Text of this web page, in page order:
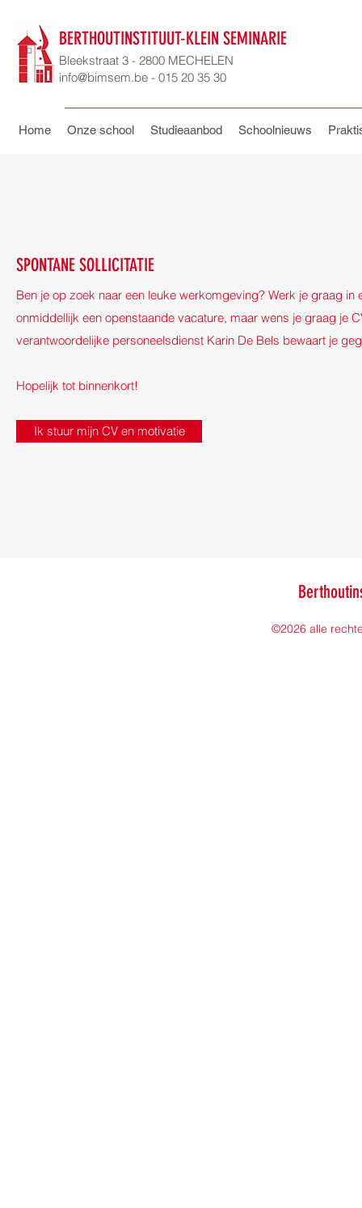
BERTHOUTINSTITUUT-KLEIN SEMINARIE
Bleekstraat 3 - 2800 MECHELEN
info@bimsem.be - 015 20 35 30
Home Onze school Studieaanbod Schoolnieuws
SPONTANE SOLLICITATIE
Ben je op zoek naar een leuke werkomgeving? Werk je graag
onmiddellijk een openstaande vacature, maar wens je graag je
verantwoordelijke personeelsdienst Karin De Bels bewaart je
Hopelijk tot binnenkort!
Ik stuur mijn CV en motivatie
©2026 alle